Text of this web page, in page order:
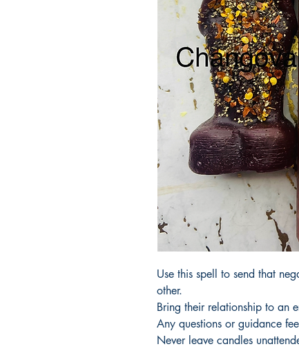
Use this spell to send that
other.
Bring their relationship to an
Any questions or guidance
Never leave candles